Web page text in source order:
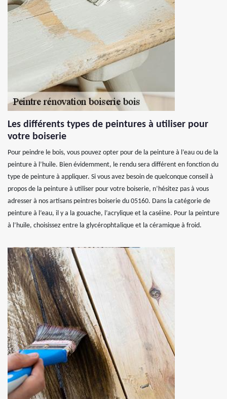
Les différents types de peintures à utiliser pour
votre boiserie
Pour peindre le bois, vous pouvez opter pour de la peinture à l’eau ou de la
peinture à l’huile. Bien évidemment, le rendu sera différent en fonction du
type de peinture à appliquer. Si vous avez besoin de quelconque conseil à
propos de la peinture à utiliser pour votre boiserie, n’hésitez pas à vous
adresser à nos artisans peintres boiserie du 05160. Dans la catégorie de
peinture à l’eau, il y a la gouache, l’acrylique et la caséine. Pour la peinture
à l’huile, choisissez entre la glycérophtalique et la céramique à froid.